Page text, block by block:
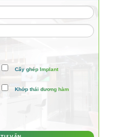
Cấy ghép Implant
Khớp thái dương hàm